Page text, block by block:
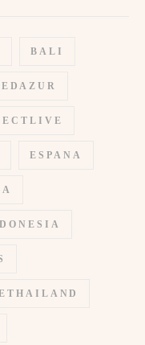
BALI
ESPANA